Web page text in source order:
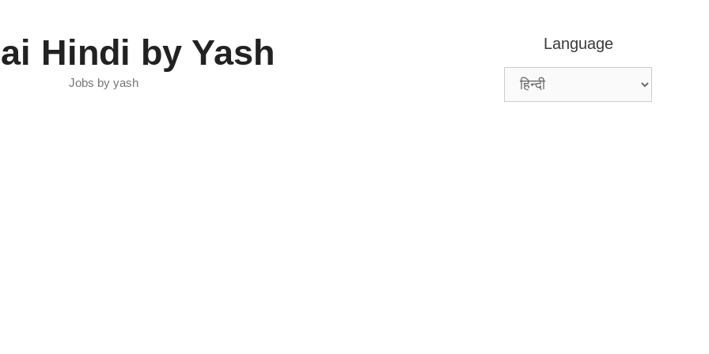
Language
Hindi by Yash
Jobs by yash